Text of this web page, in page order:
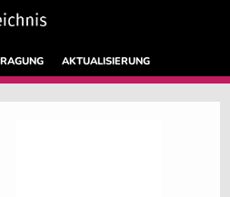
AKTUALISIERUNG